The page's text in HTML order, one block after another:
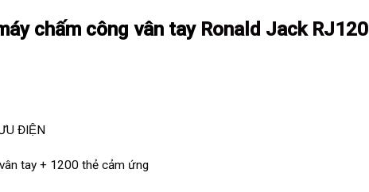
chấm công vân tay Ronald Jack
ĐIỆN
tay + 1200 thẻ cảm ứng